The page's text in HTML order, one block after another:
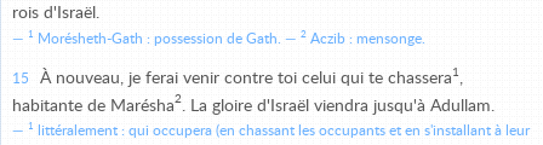
rois d'Israël.
1 Morésheth-Gath : possession de Gath. 2 Aczib : mensonge.
15 À nouveau, je ferai venir contre toi celui qui te chassera 1
habitante de Marésha2 . La gloire d'Israël viendra jusqu'à Adullam.
1
littéralement : qui occupera (en chassant les occupants et en s'installant à leur